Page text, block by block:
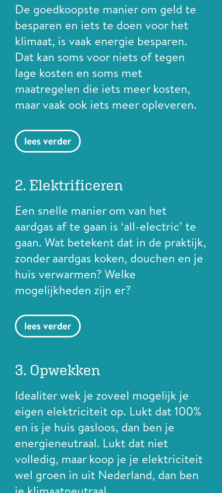
De goedkoopste manier om geld te
besparen en iets te doen voor het
klimaat, is vaak energie besparen.
Dat kan soms voor niets of tegen
lage kosten en soms met
maatregelen die iets meer kosten,
maar vaak ook iets meer opleveren.
lees verder
2. Elektrificeren
Een snelle manier om van het
aardgas af te gaan is ‘all-electric’ te
gaan. Wat betekent dat in de praktijk,
zonder aardgas koken, douchen en je
huis verwarmen? Welke
mogelijkheden zijn er?
lees verder
3. Opwekken
Idealiter wek je zoveel mogelijk je
eigen elektriciteit op. Lukt dat 100%
en is je huis gasloos, dan ben je
energieneutraal. Lukt dat niet
volledig, maar koop je je elektriciteit
wel groen in uit Nederland, dan ben